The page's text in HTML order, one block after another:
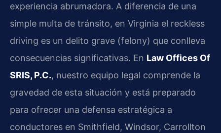
experiencia abrumadora. A diferencia de una
simple multa de tránsito, en Virginia el reckless
driving es un delito grave (felony) que conlleva
consecuencias significativas. En Law Offices Of
SRIS, P.C., nuestro equipo legal comprende la
gravedad de esta situación y está preparado
para ofrecer una defensa estratégica a
conductores en Smithfield, Windsor, Carrollton